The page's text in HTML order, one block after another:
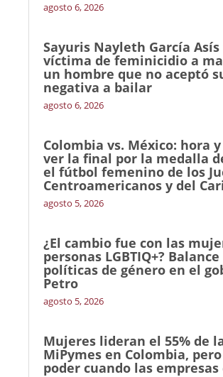
agosto 6, 2026
Sayuris Nayleth García
víctima de feminicidio a
un hombre que no aceptó
negativa a bailar
agosto 6, 2026
Colombia vs. México: hora
ver la final por la medalla
el fútbol femenino de los
Centroamericanos y del
agosto 5, 2026
¿El cambio fue con las
personas LGBTIQ+?
políticas de género en el
Petro
agosto 5, 2026
Mujeres lideran el 55% de
MiPymes en Colombia,
poder cuando las empresas